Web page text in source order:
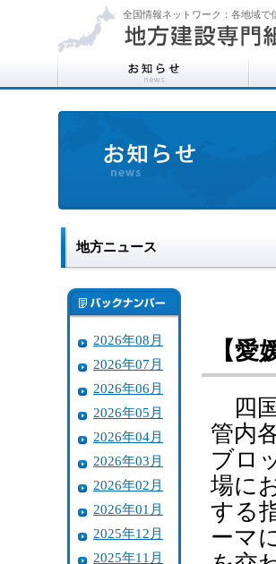
全国情報ネットワーク：各地域で
地方ニュース
2026年08月
2026年07月
2026年06月
2026年05月
2026年04月
2026年03月
2026年02月
2026年01月
2025年12月
2025年11月
【
四
管内
ブロ
場に
する
ーマ